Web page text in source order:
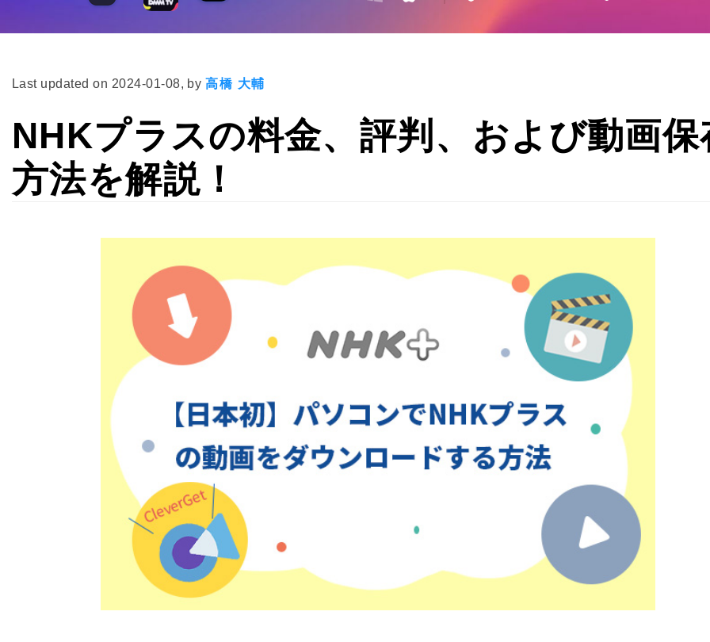
Last updated on 2024-01-08, by 高橋 大輔
NHKプラスの料金、評判、および動画保
方法を解説！